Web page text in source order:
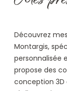
Découvrez
Montargis,
personnalisée
propose des
conception 3D